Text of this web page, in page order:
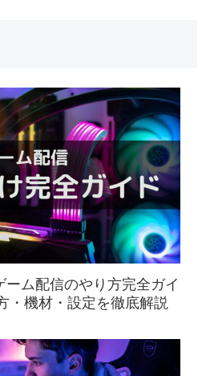
ーム配信のやり方完全ガイ
・機材・設定を徹底解説